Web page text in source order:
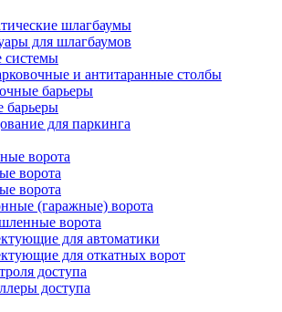
шлагбаумы
для шлагбаумов
системы
и антитаранные столбы
барьеры
барьеры
для паркинга
ворота
ворота
ворота
(гаражные) ворота
ворота
для автоматики
для откатных ворот
доступа
доступа